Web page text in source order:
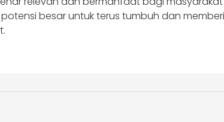
besar untuk terus tumbuh dan